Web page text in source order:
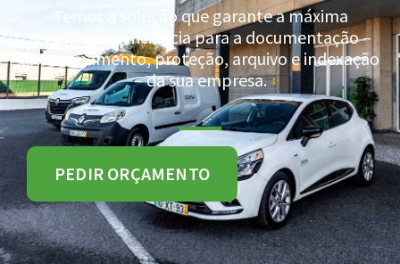
Temos a solução que garante a máxima
segurança e eficiência para a documentação –
armazenamento, proteção, arquivo e indexação
– da sua empresa.
PEDIR ORÇAMENTO